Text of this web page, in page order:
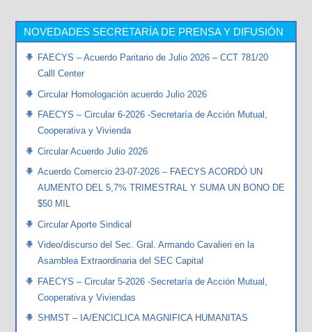
NOVEDADES SECRETARÍA DE PRENSA Y DIFUSIÓN
FAECYS – Acuerdo Paritario de Julio 2026 – CCT 781/20
Calll Center
Circular Homologación acuerdo Julio 2026
FAECYS – Circular 6-2026 -Secretaría de Acción Mutual,
Cooperativa y Vivienda
Circular Acuerdo Julio 2026
Acuerdo Comercio 23-07-2026 – FAECYS ACORDÓ UN
AUMENTO DEL 5,7% TRIMESTRAL Y SUMA UN BONO DE
$50 MIL
Circular Aporte Sindical
Video/discurso del Sec. Gral. Armando Cavalieri en la
Asamblea Extraordinaria del SEC Capital
FAECYS – Circular 5-2026 -Secretaría de Acción Mutual,
Cooperativa y Viviendas
SHMST – IA/ENCICLICA MAGNIFICA HUMANITAS